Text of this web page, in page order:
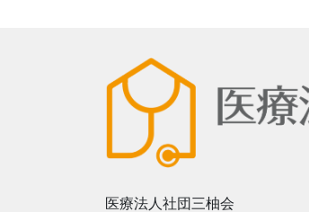
医療法人社団三柚会